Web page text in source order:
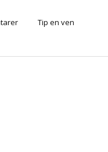
Tip en ven